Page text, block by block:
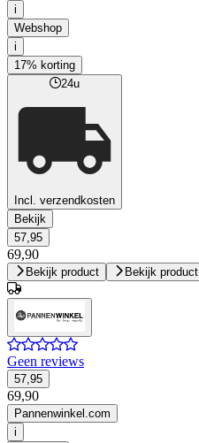
i
Webshop
i
17% korting
24u
Incl. verzendkosten
Bekijk
57,95
69,90
Bekijk product Bekijk product
Geen reviews
57,95
69,90
Pannenwinkel.com
i